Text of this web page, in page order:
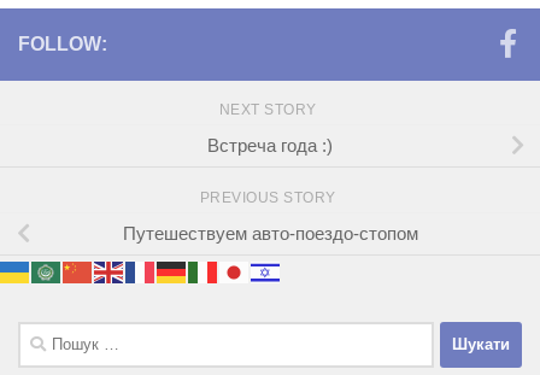
FOLLOW:
NEXT STORY
Встреча года :)
PREVIOUS STORY
Путешествуем авто-поездо-стопом
Пошук: